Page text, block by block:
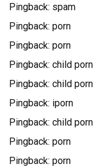
Pingback: spam
Pingback: porn
Pingback: porn
Pingback: child porn
Pingback: child porn
Pingback: iporn
Pingback: child porn
Pingback: porn
Pingback: porn